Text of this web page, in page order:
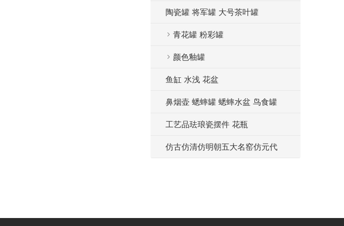
陶瓷罐 将军罐 大号茶叶罐
青花罐 粉彩罐
颜色釉罐
鱼缸 水浅 花盆
鼻烟壶 蟋蟀罐 蟋蟀水盆 鸟食罐
工艺品珐琅瓷摆件 花瓶
仿古仿清仿明朝五大名窑仿元代